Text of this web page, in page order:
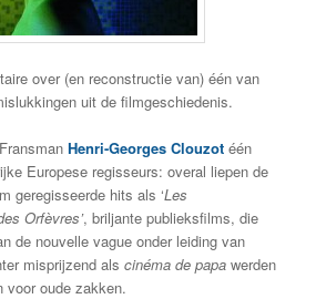
over (en reconstructie van) één van
uit de filmgeschiedenis.
Henri-Georges Clouzot één
Europese regisseurs: overal liepen de
geregisseerde hits als ‘Les
Orfèvres’, briljante publieksfilms, die
de nouvelle vague onder leiding van
misprijzend alscinéma de papawerden
voor oude zakken.